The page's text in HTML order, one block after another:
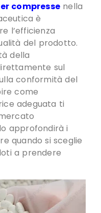
compresse nella
è
l’efficienza
del prodotto.
della
sul
conformità del
come
adeguata ti
approfondirà i
quando si sceglie
a prendere